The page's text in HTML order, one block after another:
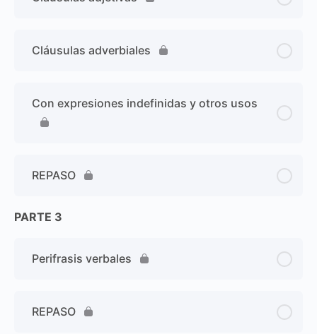
Cláusulas adverbiales
Con expresiones indefinidas y otros usos
REPASO
PARTE 3
Perifrasis verbales
REPASO